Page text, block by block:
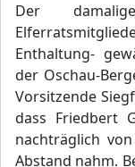
Der
Enthaltung-
der Oschau-
Vorsitzende
dass Friedbert
nachträglich
Abstand nahm.